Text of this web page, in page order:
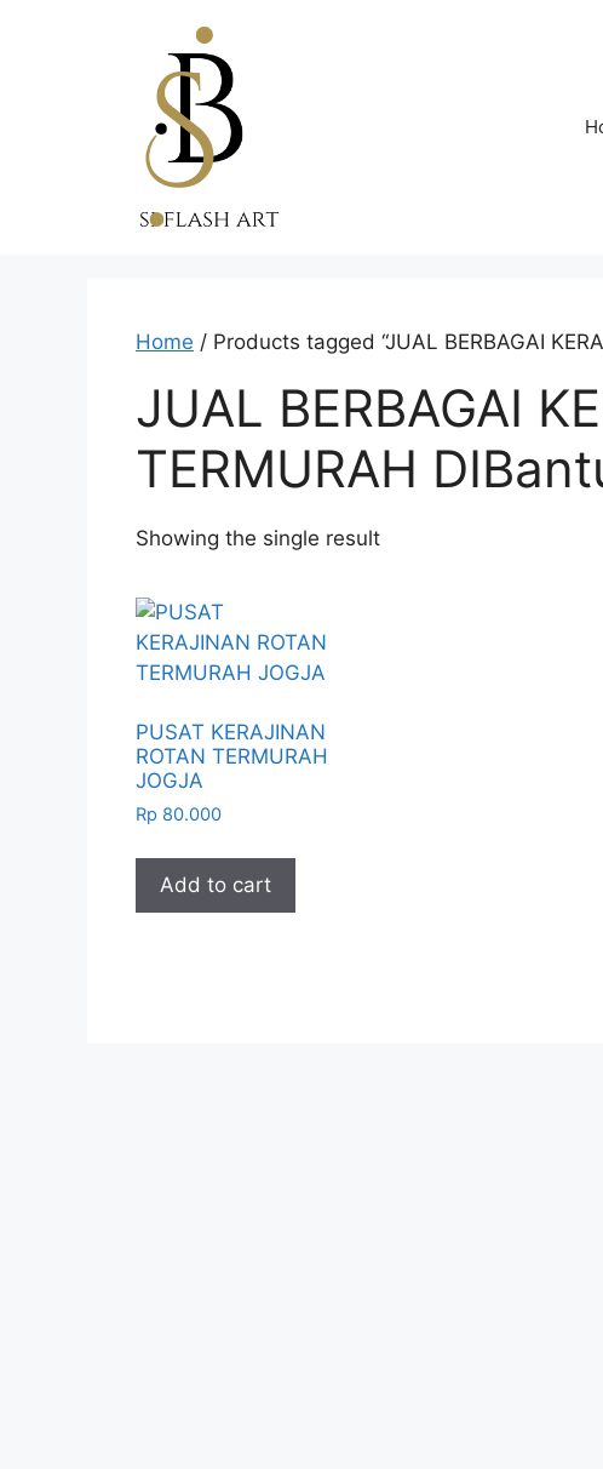
Home / Products tagged “JUAL BERBAGAI
JUAL BERBAGAI
TERMURAH
Showing the single result
PUSAT KERAJINAN
ROTAN TERMURAH
JOGJA
Rp 80.000
Add to cart